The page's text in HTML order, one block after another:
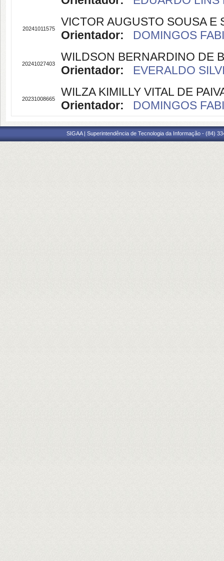
20241011575
VICTOR AUGUSTO SOUSA E
Orientador:
DOMINGOS
20241027403
WILDSON BERNARDINO DE
Orientador:
EVERALDO
20231008665
WILZA KIMILLY VITAL DE
Orientador:
DOMINGOS
SIGAA | Superintendência de Tecnologia da Informação - (84)